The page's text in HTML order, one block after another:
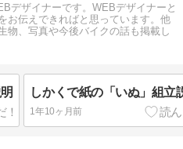
デザイナーです。WEBデザイナーと
お伝えできればと思っています。他
物、写真や今後バイクの話も掲載し
しかくで紙の「いぬ」組立
1年10ヶ月前